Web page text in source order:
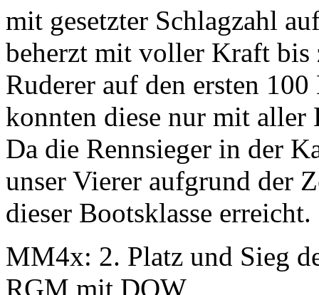
mit gesetzter Schlagzahl
beherzt mit voller Kraft bis
Ruderer auf den ersten
konnten diese nur mit
Da die Rennsieger in der
unser Vierer aufgrund der
dieser Bootsklasse erreicht.
MM4x: 2. Platz und Sieg
RGM mit DOW